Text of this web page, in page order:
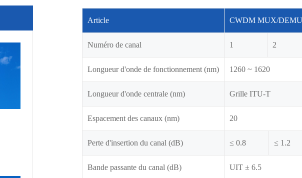
Article CWDM MUX/
Numéro de canal 1 2
Longueur d'onde de fonctionnement (nm) 1260 ~ 1620
Longueur d'onde centrale (nm) Grille ITU-T
Espacement des canaux (nm) 20
Perte d'insertion du canal (dB) ≤ 0.8 ≤ 1.2
Bande passante du canal (dB) UIT ± 6.5